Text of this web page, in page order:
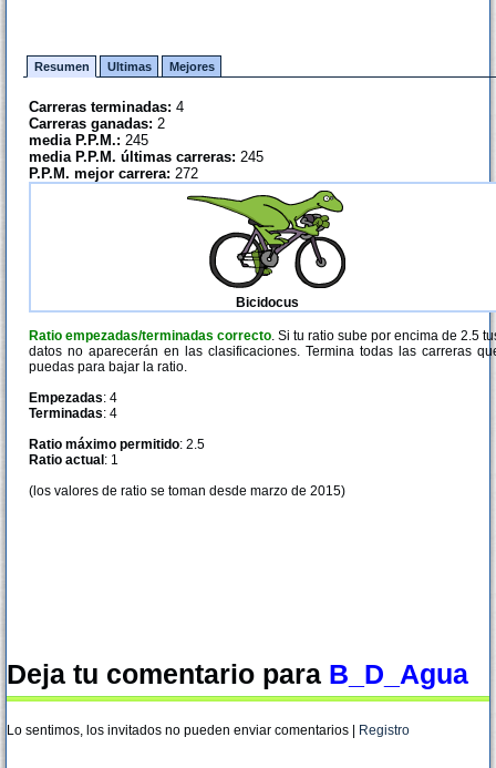
Resumen Ultimas Mejores
Carreras terminadas: 4
Carreras ganadas: 2
media P.P.M.: 245
media P.P.M. últimas carreras: 245
P.P.M. mejor carrera: 272
Bicidocus
Ratio empezadas/terminadas correcto. Si tu ratio sube por encima de 2.5
datos no aparecerán en las clasificaciones. Termina todas las carreras
puedas para bajar la ratio.
Empezadas: 4
Terminadas: 4
Ratio máximo permitido: 2.5
Ratio actual : 1
(los valores de ratio se toman desde marzo de 2015)
Deja tu comentario para B_D_Agua
Lo sentimos, los invitados no pueden enviar comentarios | Registro